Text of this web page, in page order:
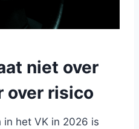
niet over
over risico
in het VK in 2026 is